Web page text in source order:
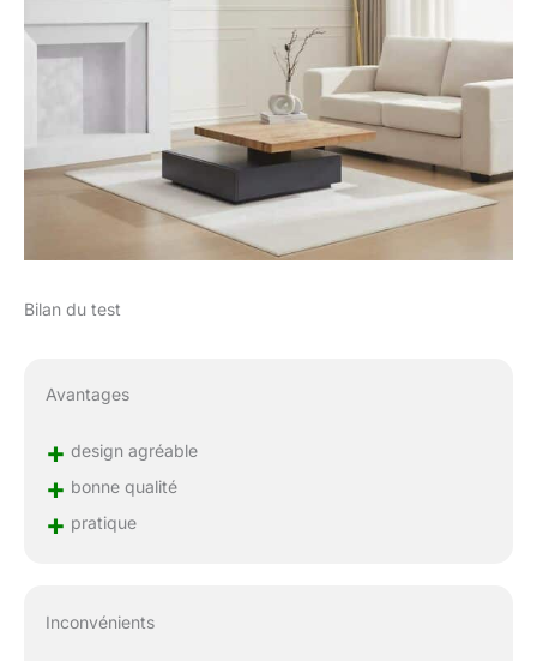
Bilan du test
Avantages
+ design agréable
+ bonne qualité
+ pratique
Inconvénients